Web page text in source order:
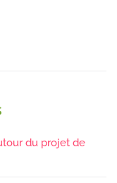
du projet de